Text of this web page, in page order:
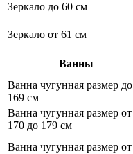
Зеркало до 60 см
Зеркало от 61 см
Ванны
Ванна чугунная размер до
169 см
Ванна чугунная размер от
170 до 179 см
Ванна чугунная размер от